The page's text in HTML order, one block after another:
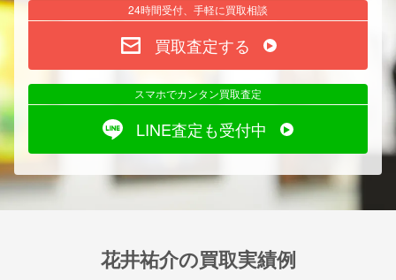
24時間受付、手軽に買取相談
買取査定する
スマホでカンタン買取査定
LINE査定も受付中
花井祐介の買取実績例